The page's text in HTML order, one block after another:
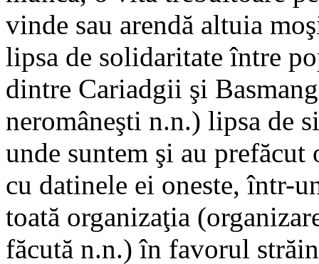
vinde sau arendă altuia
lipsa de solidaritate între
dintre Cariadgii şi
neromâneşti n.n.) lipsa de
unde suntem şi au
cu datinele ei oneste, într-
toată organizaţia
făcută n.n.) în favorul